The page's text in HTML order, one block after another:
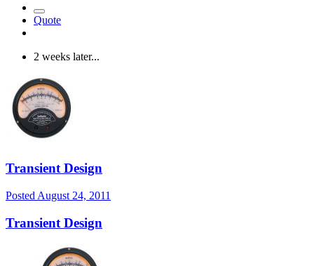
Quote
2 weeks later...
Transient Design
Posted August 24, 2011
Transient Design